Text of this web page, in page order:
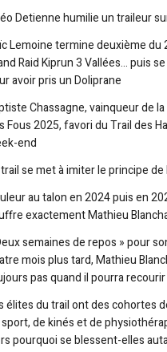
Detienne humilie un traileur
Lemoine termine deuxième du
Raid Kiprun 3 Vallées… puis
avoir pris un Doliprane
Chassagne, vainqueur de
Fous 2025, favori du Trail des
end
se met à imiter le principe de
au talon en 2024 puis en
exactement Mathieu
semaines de repos » pour
mois plus tard, Mathieu
pas quand il pourra recourir
élites du trail ont des cohortes
de kinés et de
pourquoi se blessent-elles